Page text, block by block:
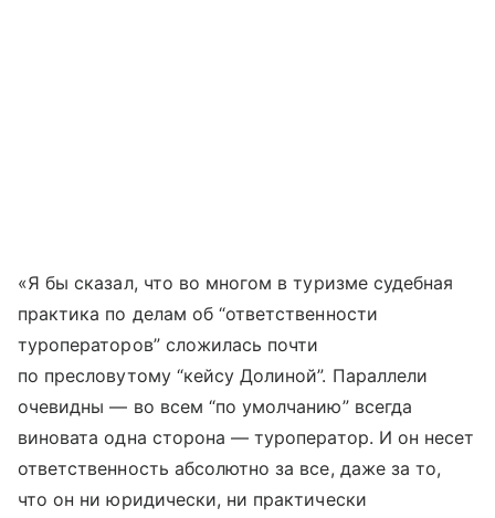
«Я бы сказал, что во многом в туризме судебная
практика по делам об “ответственности
туроператоров” сложилась почти
по пресловутому “кейсу Долиной”. Параллели
очевидны — во всем “по умолчанию” всегда
виновата одна сторона — туроператор. И он несет
ответственность абсолютно за все, даже за то,
что он ни юридически, ни практически